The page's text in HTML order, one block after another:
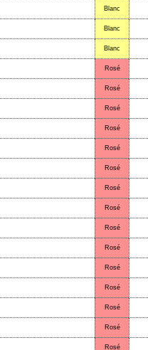
Blanc
Blanc
Blanc
Rosé
Rosé
Rosé
Rosé
Rosé
Rosé
Rosé
Rosé
Rosé
Rosé
Rosé
Rosé
Rosé
Rosé
Rosé